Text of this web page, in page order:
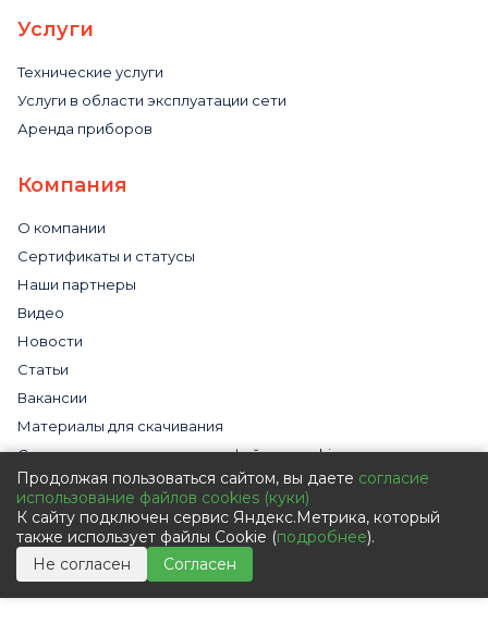
Услуги
Технические услуги
Услуги в области эксплуатации сети
Аренда приборов
Компания
О компании
Сертификаты и статусы
Наши партнеры
Видео
Новости
Статьи
Вакансии
Материалы для скачивания
Cогласие на использование файлов cookies
Обработка персональных данных с помощью сервиса
«Яндекс.Метрика»
Политика в отношении обработки персональных данных
Пользовательское соглашение
Согласие на обработку персональных данных
Продолжая пользоваться сайтом, вы даете согласие
использование файлов cookies (куки)
К сайту подключен сервис Яндекс.Метрика, который
также использует файлы Cookie (подробнее).
Не согласен
Согласен